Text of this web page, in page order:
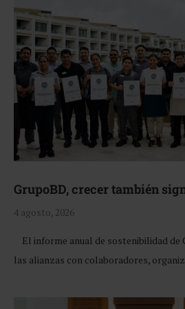
GrupoBD, crecer también
4 agosto, 2026
El informe anual de sostenibilidad de
las alianzas con colaboradores,